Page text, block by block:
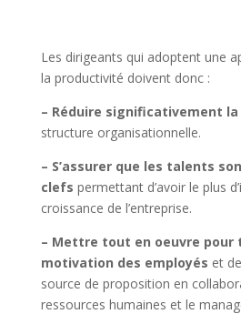
Les dirigeants qui adoptent une
la productivité doivent donc :
– Réduire significativement
structure organisationnelle.
– S’assurer que les talents
clefs permettant d’avoir le plus
croissance de l’entreprise.
– Mettre tout en oeuvre pour
motivation des employés et
source de proposition en
ressources humaines et le